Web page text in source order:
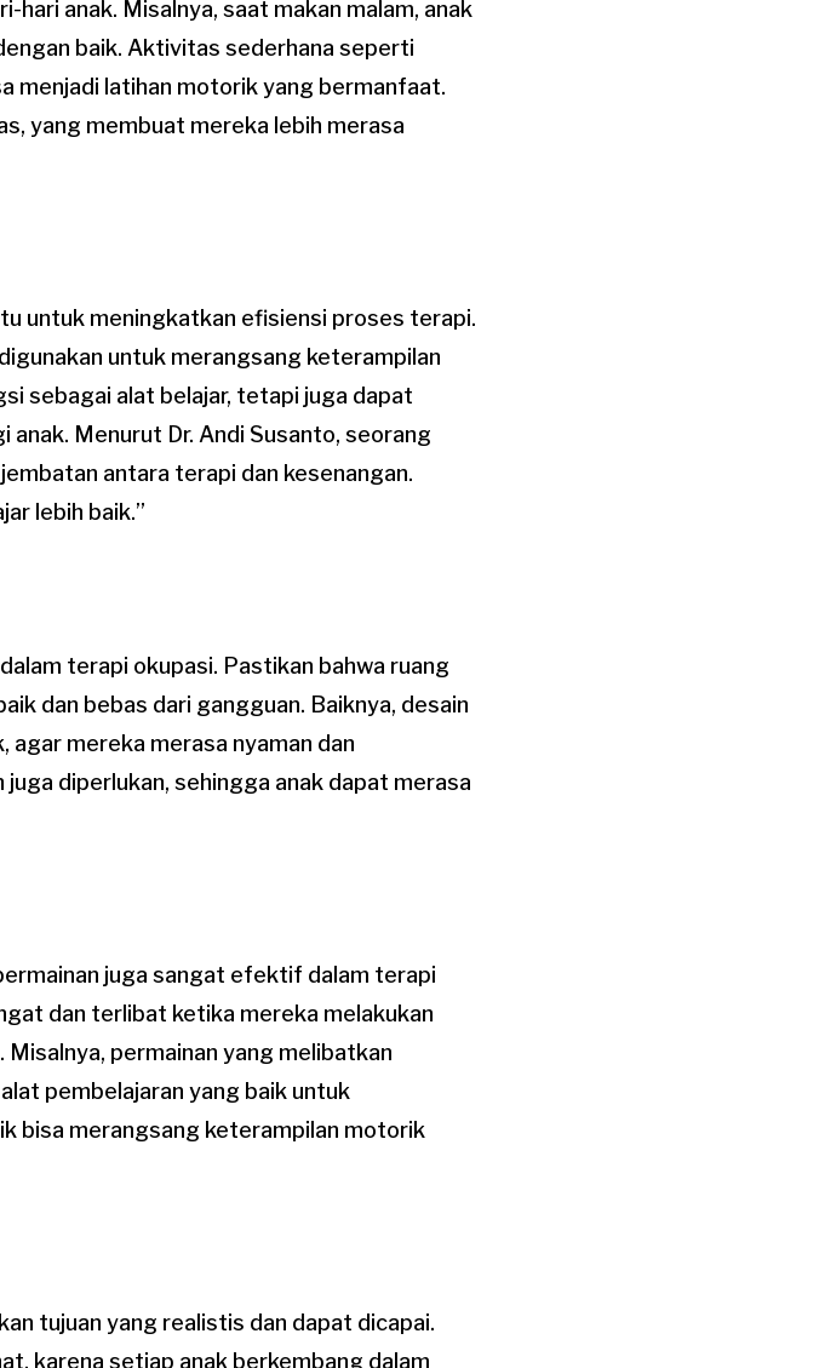
anak. Misalnya, saat makan malam, anak
baik. Aktivitas sederhana seperti
menjadi latihan motorik yang bermanfaat.
yang membuat mereka lebih merasa
untuk meningkatkan efisiensi proses terapi.
untuk merangsang keterampilan
sebagai alat belajar, tetapi juga dapat
Menurut Dr. Andi Susanto, seorang
antara terapi dan kesenangan.
lebih baik.”
terapi okupasi. Pastikan bahwa ruang
dan bebas dari gangguan. Baiknya, desain
agar mereka merasa nyaman dan
diperlukan, sehingga anak dapat merasa
juga sangat efektif dalam terapi
dan terlibat ketika mereka melakukan
permainan yang melibatkan
pembelajaran yang baik untuk
bisa merangsang keterampilan motorik
tujuan yang realistis dan dapat dicapai.
karena setiap anak berkembang dalam